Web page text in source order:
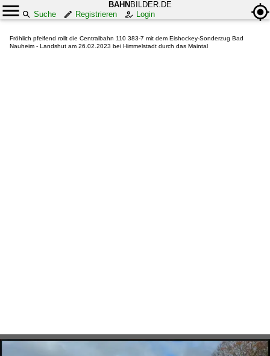
BAHN BILDER.DE
Suche
Registrieren Login
Fröhlich pfeifend rollt die Centralbahn 110 383-7 mit dem Eishockey-Sonderzug Bad
Nauheim - Landshut am 26.02.2023 bei Himmelstadt durch das Maintal